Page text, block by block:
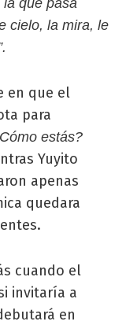
que pasa
cielo, la mira, le
en que el
para
estás?
Yuyito
apenas
quedara
cuando el
invitaría a
en